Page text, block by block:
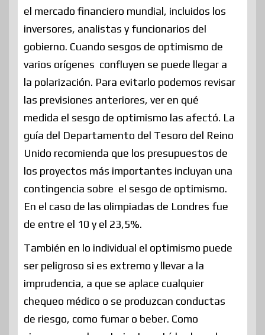
el mercado financiero mundial, incluidos los
inversores, analistas y funcionarios del
gobierno. Cuando sesgos de optimismo de
varios orígenes confluyen se puede llegar a
la polarización. Para evitarlo podemos revisar
las previsiones anteriores, ver en qué
medida el sesgo de optimismo las afectó. La
guía del Departamento del Tesoro del Reino
Unido recomienda que los presupuestos de
los proyectos más importantes incluyan una
contingencia sobre el sesgo de optimismo.
En el caso de las olimpiadas de Londres fue
de entre el 10 y el 23,5%.
También en lo individual el optimismo puede
ser peligroso si es extremo y llevar a la
imprudencia, a que se aplace cualquier
chequeo médico o se produzcan conductas
de riesgo, como fumar o beber. Como